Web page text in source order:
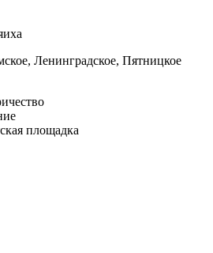
Ленинградское, Пятницкое
площадка